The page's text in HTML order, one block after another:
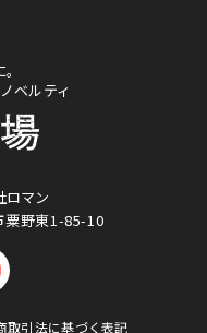
ベルティ
ロマン
粟野東1-85-10
取引法に基づく表記